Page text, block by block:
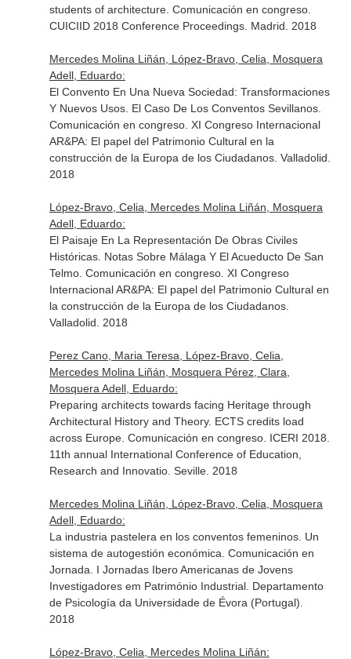
students of architecture. Comunicación en congreso.
CUICIID 2018 Conference Proceedings. Madrid. 2018
Mercedes Molina Liñán, López-Bravo, Celia, Mosquera
Adell, Eduardo:
El Convento En Una Nueva Sociedad: Transformaciones
Y Nuevos Usos. El Caso De Los Conventos Sevillanos.
Comunicación en congreso. XI Congreso Internacional
AR&PA: El papel del Patrimonio Cultural en la
construcción de la Europa de los Ciudadanos. Valladolid.
2018
López-Bravo, Celia, Mercedes Molina Liñán, Mosquera
Adell, Eduardo:
El Paisaje En La Representación De Obras Civiles
Históricas. Notas Sobre Málaga Y El Acueducto De San
Telmo. Comunicación en congreso. XI Congreso
Internacional AR&PA: El papel del Patrimonio Cultural en
la construcción de la Europa de los Ciudadanos.
Valladolid. 2018
Perez Cano, Maria Teresa, López-Bravo, Celia,
Mercedes Molina Liñán, Mosquera Pérez, Clara,
Mosquera Adell, Eduardo:
Preparing architects towards facing Heritage through
Architectural History and Theory. ECTS credits load
across Europe. Comunicación en congreso. ICERI 2018.
11th annual International Conference of Education,
Research and Innovatio. Seville. 2018
Mercedes Molina Liñán, López-Bravo, Celia, Mosquera
Adell, Eduardo:
La industria pastelera en los conventos femeninos. Un
sistema de autogestión económica. Comunicación en
Jornada. I Jornadas Ibero Americanas de Jovens
Investigadores em Património Industrial. Departamento
de Psicología da Universidade de Évora (Portugal).
2018
López-Bravo, Celia, Mercedes Molina Liñán: